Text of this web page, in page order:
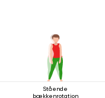
Stående
bækkenrotation